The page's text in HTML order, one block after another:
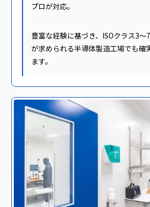
プロが対応。
豊富な経験に基づき、ISOクラス3〜
が求められる半導体製造工場でも確
ます。